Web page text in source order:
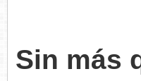
Sin más